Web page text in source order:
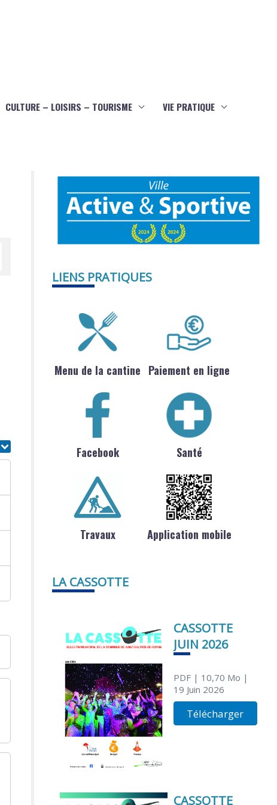
CULTURE – LOISIRS – TOURISME VIE PRATIQUE
LIENS PRATIQUES
Menu de la cantine Paiement en ligne
Facebook Santé
Travaux Application mobile
LA CASSOTTE
CASSOTTE
JUIN 2026
PDF| 10,70 Mo |
19 Juin 2026
Télécharger
CASSOTTE